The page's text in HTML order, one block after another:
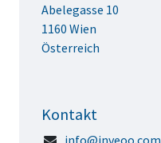
Abelegasse 10
1160 Wien
Österreich
Kontakt